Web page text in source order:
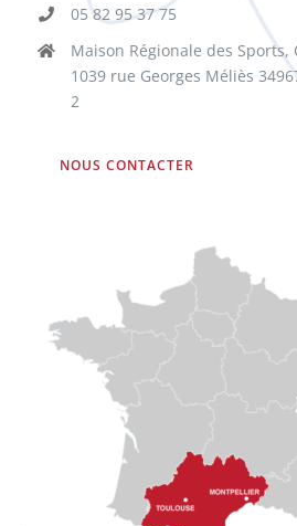
05 82 95 37 75
Maison Régionale des Sports,
1039 rue Georges Méliès
2
NOUS CONTACTER